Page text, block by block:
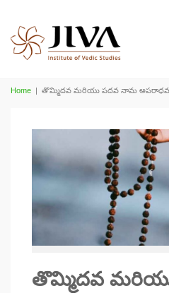
Home | తొమ్మిదవ మరియు పదవ నామ
తొమ్మిదవ